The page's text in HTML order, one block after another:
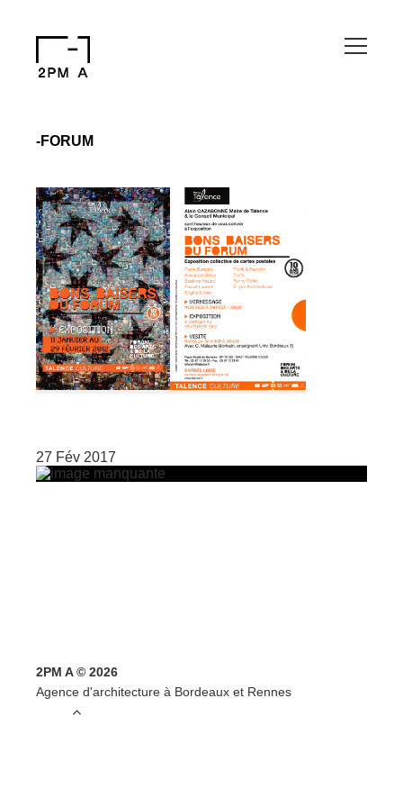
-FORUM
27 Fév 2017
2PM A © 2026
Agence d'architecture à Bordeaux et Rennes
